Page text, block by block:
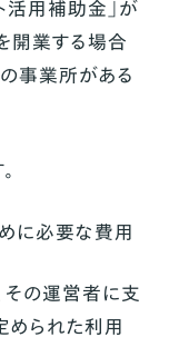
活用補助金」が
開業する場合
事業所がある
に必要な費用
その運営者に支
められた利用